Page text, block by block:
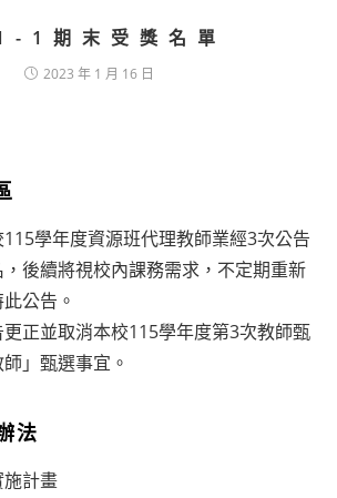
1期末受獎名單
2023 年 1 月 16 日
115學年度資源班代理教師業經3次公告
後續將視校內課務需求，不定期重新
公告。
更正並取消本校115學年度第3次教師甄
」甄選事宜。
法
施計畫